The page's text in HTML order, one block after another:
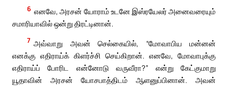
6 எனவே, அரசன் யோராம் உடனே இஸ்ரயேலர் அனைவரையும்
சமாரியாவில் ஒன்று திரட்டினான்.
7 அவ்வாறு அவன் செல்கையில், “மோவாபிய மன்னன்
எனக்கு எதிராய்க் கிளர்ச்சி செய்கிறான். எனவே, மோவாபுக்கு
எதிராய்ப் போரிட என்னோடு வருவீரா?” என்று கேட்குமாறு
யூதாவின் அரசன் யோசபாத்திடம் ஆளனுப்பினான். அவன்